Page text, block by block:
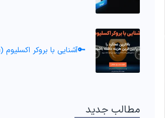
🔑آشنایی با بروکر اکسلیوم (Exelium)🎯
مطالب جدید